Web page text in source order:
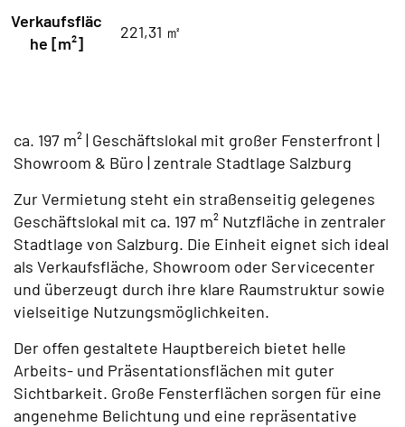
Verkaufsfläc
he [m²]
221,31 ㎡
ca. 197 m² | Geschäftslokal mit großer Fensterfront |
Showroom & Büro | zentrale Stadtlage Salzburg
Zur Vermietung steht ein straßenseitig gelegenes
Geschäftslokal mit ca. 197 m² Nutzfläche in zentraler
Stadtlage von Salzburg. Die Einheit eignet sich ideal
als Verkaufsfläche, Showroom oder Servicecenter
und überzeugt durch ihre klare Raumstruktur sowie
vielseitige Nutzungsmöglichkeiten.
Der offen gestaltete Hauptbereich bietet helle
Arbeits- und Präsentationsflächen mit guter
Sichtbarkeit. Große Fensterflächen sorgen für eine
angenehme Belichtung und eine repräsentative